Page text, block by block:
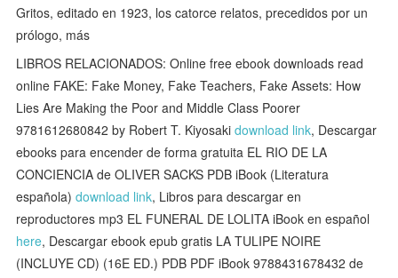
Gritos, editado en 1923, los catorce relatos, precedidos por un
prólogo, más
LIBROS RELACIONADOS: Online free ebook downloads read
online FAKE: Fake Money, Fake Teachers, Fake Assets: How
Lies Are Making the Poor and Middle Class Poorer
9781612680842 by Robert T. Kiyosakidownload link, Descargar
ebooks para encender de forma gratuita EL RIO DE LA
CONCIENCIA de OLIVER SACKS PDB iBook (Literatura
española)download link, Libros para descargar en
reproductores mp3 EL FUNERAL DE LOLITA iBook en español
here, Descargar ebook epub gratis LA TULIPE NOIRE
(INCLUYE CD) (16E ED.) PDB PDF iBook 9788431678432 de